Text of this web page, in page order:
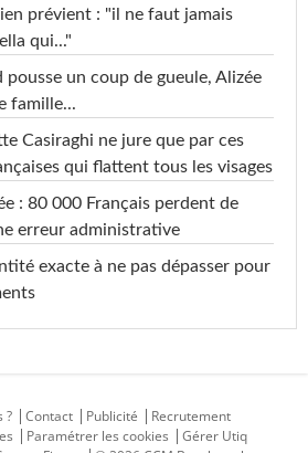
prévient : "il ne faut jamais
qui..."
pousse un coup de gueule, Alizée
famille...
Casiraghi ne jure que par ces
qui flattent tous les visages
: 80 000 Français perdent de
erreur administrative
exacte à ne pas dépasser pour
?
Contact Publicité
Recrutement
Paramétrer les cookies
Gérer Utiq